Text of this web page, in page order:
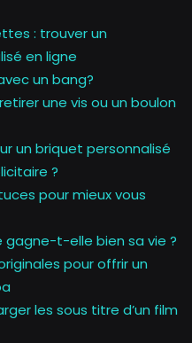
: trouver un
en ligne
un bang?
une vis ou un boulon
un briquet personnalisé
?
pour mieux vous
gagne-t-elle bien sa vie ?
pour offrir un
les sous titre d’un film